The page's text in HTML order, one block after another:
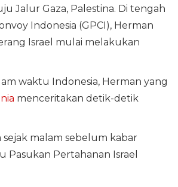
Jalur Gaza, Palestina. Di tengah
Indonesia (GPCI), Herman
Israel mulai melakukan
waktu Indonesia, Herman yang
menceritakan detik-detik
malam sebelum kabar
Pasukan Pertahanan Israel